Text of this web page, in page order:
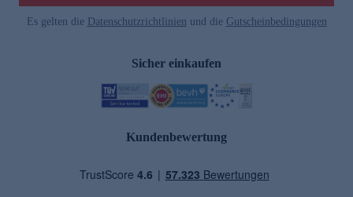
Es gelten die Datenschutzrichtlinien und die Gutscheinbedingungen
Sicher einkaufen
Kundenbewertung